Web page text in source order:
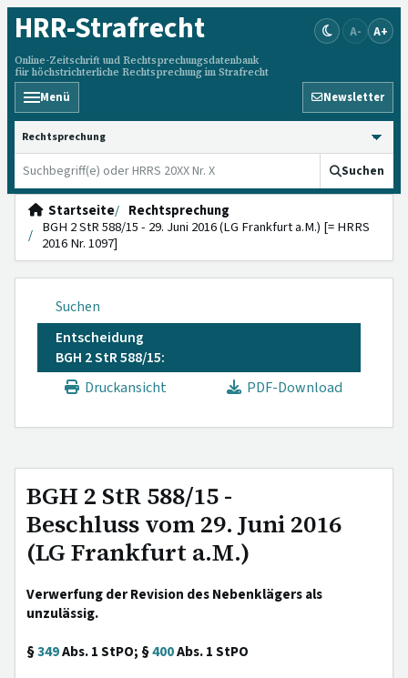
HRR-Strafrecht
Online-Zeitschrift und Rechtsprechungsdatenbank
für höchstrichterliche Rechtsprechung im Strafrecht
A- A+
Menü Newsletter
HRRS durchsuchen
Suchen
Startseite
Rechtsprechung
BGH 2 StR 588/15 - 29. Juni 2016 (LG Frankfurt a.M.) [= HRRS
2016 Nr. 1097]
Suchen
Entscheidung
BGH 2 StR 588/15:
Druckansicht
PDF-Download
BGH 2 StR 588/15 -
Beschluss vom 29. Juni 2016
(LG Frankfurt a.M.)
Verwerfung der Revision des Nebenklägers als
unzulässig.
§349Abs. 1 StPO; §400Abs. 1 StPO